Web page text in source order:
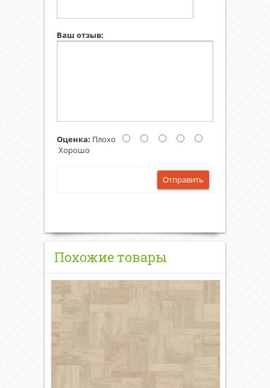
Ваш отзыв:
Оценка: Плохо
Хорошо
Отправить
Похожие товары